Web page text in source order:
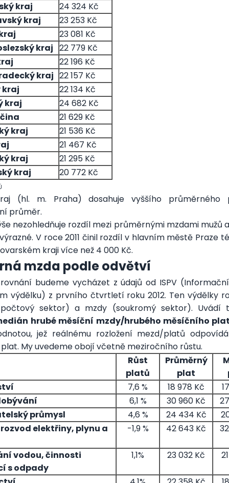
kraj
24 324 Kč
kraj
23 253 Kč
23 081 Kč
kraj 22 779 Kč
22 196 Kč
kraj 22 157 Kč
kraj
22 134 Kč
kraj
24 682 Kč
21 629 Kč
kraj
21 536 Kč
21 467 Kč
kraj
21 295 Kč
kraj
20 772 Kč
(hl. m. Praha) dosahuje vyššího průměrného
průměr.
nezohledňuje rozdíl mezi průměrnými mzdami mužů
V roce 2011 činil rozdíl v hlavním městě Praze
kraji více než 4 000 Kč.
mzda podle odvětví
budeme vycházet z údajů od ISPV
výdělku) z prvního čtvrtletí roku 2012. Ten výdělky
sektor) a mzdy (soukromý sektor). Uvádí
hrubé měsíční mzdy/hrubého měsíčního
jež reálnému rozložení mezd/platů
My uvedeme obojí včetně meziročního růstu.
Růst
platů
Průměrný
plat
7,6 % 18 978 Kč
6,1 % 30 960 Kč
průmysl
4,6 % 24 434 Kč
elektřiny, plynu a
-1,9 % 42 643 Kč
vodou, činnosti
s odpady
1,1% 23 032 Kč